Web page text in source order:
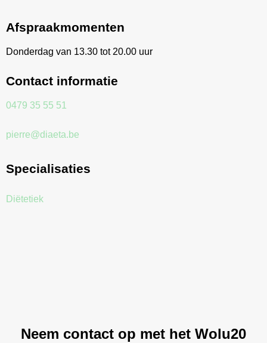
Afspraakmomenten
Donderdag van 13.30 tot 20.00 uur
Contact informatie
0479 35 55 51
pierre@diaeta.be
Specialisaties
Diëtetiek
Neem contact op met het Wolu20